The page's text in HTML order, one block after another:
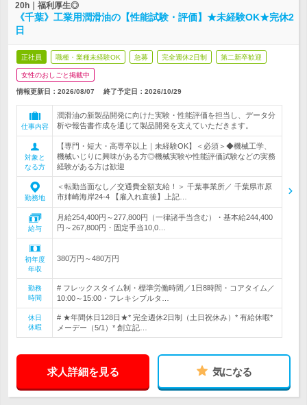
20h｜福利厚生◎
《千葉》工業用潤滑油の【性能試験・評価】★未経験OK★完休2
日
正社員 職種・業種未経験OK 急募 完全週休2日制 第二新卒歓迎
女性のおしごと掲載中
情報更新日：2026/08/07 終了予定日： 2026/10/29
仕事内容
潤滑油の新製品開発に向けた実験・性能評価を担当し、データ分
析や報告書作成を通じて製品開発を支えていただきます。
対象と
なる方
【専門・短大・高専卒以上｜未経験OK】＜必須＞◆機械工学、
機械いじりに興味がある方◎機械実験や性能評価試験などの実務
経験がある方は歓迎
勤務地
＜転勤当面なし／交通費全額支給！＞ 千葉事業所／ 千葉県市原
市姉崎海岸24-4 【雇入れ直後】上記…
給与
月給254,400円～277,800円（一律諸手当含む）・基本給244,400
円～267,800円・固定手当10,0…
初年度
年収
380万円～480万円
勤務
時間
# フレックスタイム制・標準労働時間／1日8時間・コアタイム／
10:00～15:00・フレキシブルタ…
休日
休暇
# ★年間休日128日★* 完全週休2日制（土日祝休み）* 有給休暇*
メーデー（5/1）* 創立記…
求人詳細を見る 気になる